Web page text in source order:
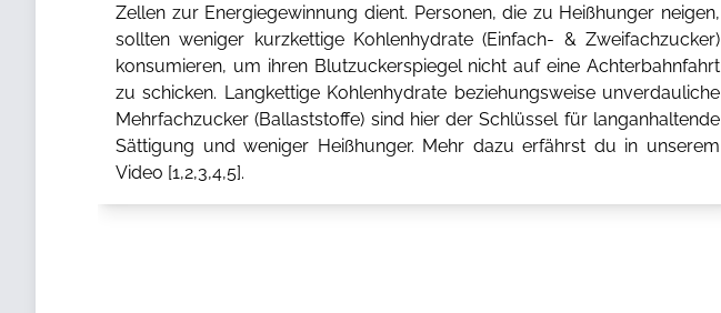
Zellen zur Energiegewinnung dient. Personen, die zu Heißhunger neigen,
sollten weniger kurzkettige Kohlenhydrate (Einfach- & Zweifachzucker)
konsumieren, um ihren Blutzuckerspiegel nicht auf eine Achterbahnfahrt
zu schicken. Langkettige Kohlenhydrate beziehungsweise unverdauliche
Mehrfachzucker (Ballaststoffe) sind hier der Schlüssel für langanhaltende
Sättigung und weniger Heißhunger. Mehr dazu erfährst du in unserem
Video [1,2,3,4,5].